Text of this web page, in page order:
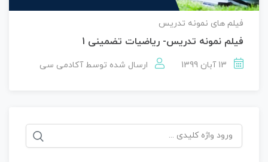
فیلم های نمونه تدریس
فیلم نمونه تدریس- ریاضیات تضمینی 1
13 آبان 1399 ارسال شده توسط آکادمی سی
جستجو
برای: